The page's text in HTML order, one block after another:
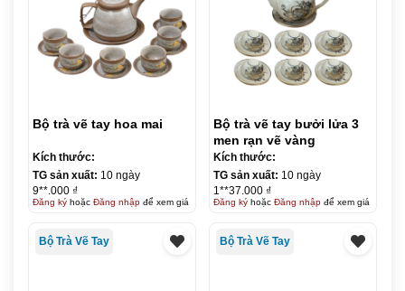
Bộ trà vẽ tay hoa mai
Kích thước:
TG sản xuất: 10 ngày
9**.000 ₫
Đăng kýhoặc Đăng nhậpđể xem giá
Bộ trà vẽ tay bưởi lửa 3
men rạn vẽ vàng
Kích thước:
TG sản xuất: 10 ngày
1**37.000 ₫
Đăng kýhoặc Đăng nhậpđể xem giá
Bộ Trà Vẽ Tay Bộ Trà Vẽ Tay